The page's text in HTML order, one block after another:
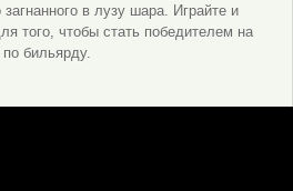
в лузу шара. Играйте и
того, чтобы стать победителем на
бильярду.